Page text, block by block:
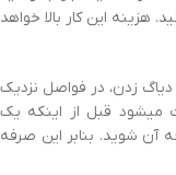
هزینه این کار بالا خواهد
زدن، در فواصل نزدیک
میشود قبل از اینکه یک
شوید. بنابر این صرفه